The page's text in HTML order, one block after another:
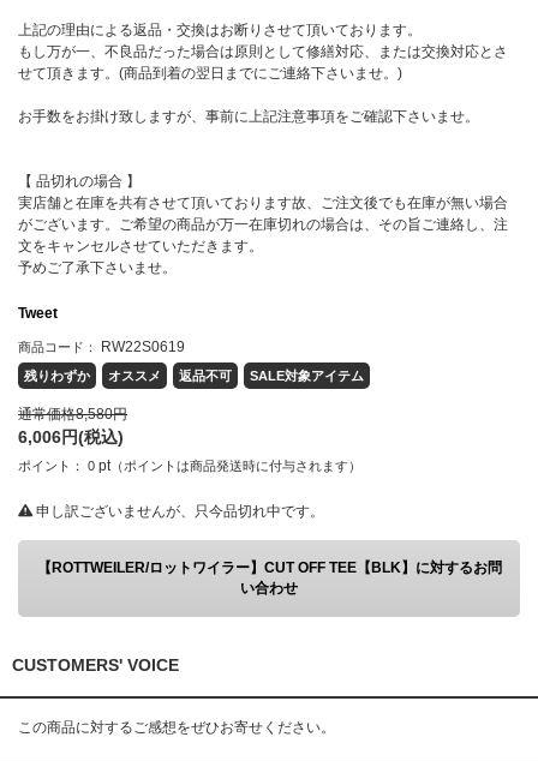
上記の理由による返品・交換はお断りさせて頂いております。
もし万が一、不良品だった場合は原則として修繕対応、または交換対応とさ
せて頂きます。(商品到着の翌日までにご連絡下さいませ。)
お手数をお掛け致しますが、事前に上記注意事項をご確認下さいませ。
【 品切れの場合 】
実店舗と在庫を共有させて頂いております故、ご注文後でも在庫が無い場合
がございます。ご希望の商品が万一在庫切れの場合は、その旨ご連絡し、注
文をキャンセルさせていただきます。
予めご了承下さいませ。
Tweet
商品コード： RW22S0619
残りわずか オススメ 返品不可 SALE対象アイテム
通常価格8,580円
6,006円(税込)
ポイント： 0 pt （ポイントは商品発送時に付与されます）
申し訳ございませんが、只今品切れ中です。
【ROTTWEILER/ロットワイラー】CUT OFF TEE【BLK】に対するお問
い合わせ
CUSTOMERS' VOICE
この商品に対するご感想をぜひお寄せください。